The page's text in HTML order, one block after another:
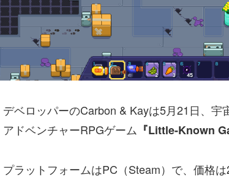
デベロッパーのCarbon & Kayは5月21日、宇
アドベンチャーRPGゲーム 『Little-Known
プラットフォームはPC（Steam）で、価格